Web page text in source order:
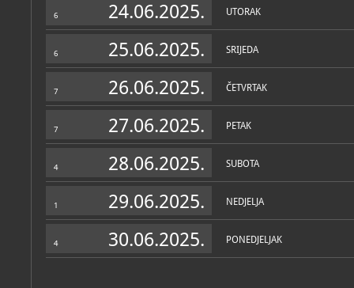
6 24.06.2025. UTORAK
6 25.06.2025. SRIJEDA
7 26.06.2025. ČETVRTAK
7 27.06.2025. PETAK
4 28.06.2025. SUBOTA
1 29.06.2025. NEDJELJA
4 30.06.2025. PONEDJELJAK